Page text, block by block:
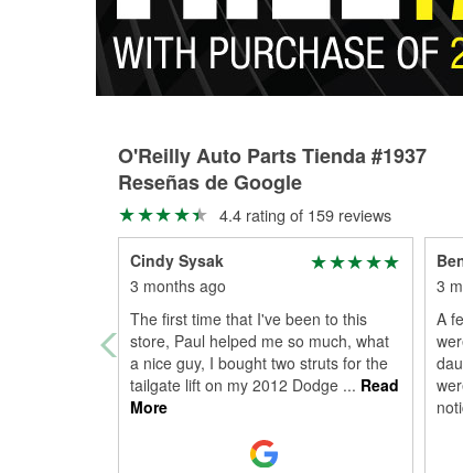
O'Reilly Auto Parts Tienda #1937
Reseñas de Google
4.4 rating of 159 reviews
Cindy Sysak
3 months ago
The first time that I've been to this
store, Paul helped me so much, what
a nice guy, I bought two struts for the
tailgate lift on my 2012 Dodge ... Read
More
3
A